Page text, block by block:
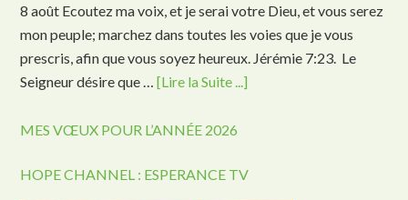
8 août Ecoutez ma voix, et je serai votre Dieu, et vous serez
mon peuple; marchez dans toutes les voies que je vous
prescris, afin que vous soyez heureux. Jérémie 7:23. Le
Seigneur désire que …[Lire la Suite ...]
MES VŒUX POUR L’ANNÉE 2026
HOPE CHANNEL : ESPERANCE TV